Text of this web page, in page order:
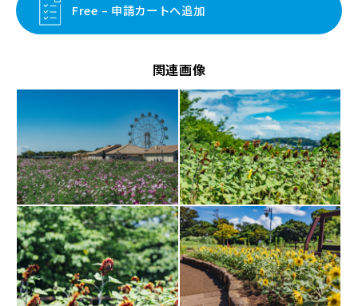
Free – 申請カートへ追加
関連画像